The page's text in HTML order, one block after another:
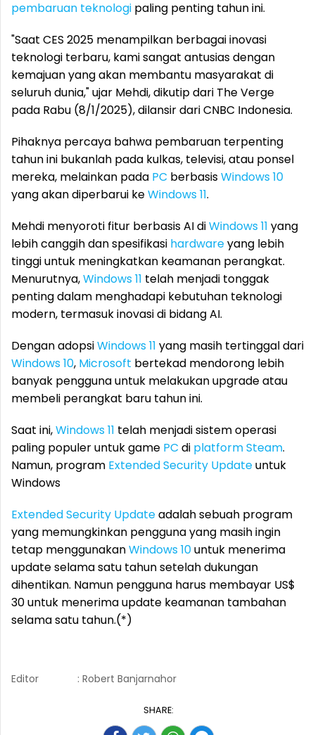
pembaruan teknologi paling penting tahun ini.
"Saat CES 2025 menampilkan berbagai inovasi
teknologi terbaru, kami sangat antusias dengan
kemajuan yang akan membantu masyarakat di
seluruh dunia," ujar Mehdi, dikutip dari The Verge
pada Rabu (8/1/2025), dilansir dari CNBC Indonesia.
Pihaknya percaya bahwa pembaruan terpenting
tahun ini bukanlah pada kulkas, televisi, atau ponsel
mereka, melainkan pada PC berbasisWindows 10
yang akan diperbarui keWindows 11.
Mehdi menyoroti fitur berbasis AI diWindows 11 yang
lebih canggih dan spesifikasi hardwareyang lebih
tinggi untuk meningkatkan keamanan perangkat.
Menurutnya,Windows 11 telah menjadi tonggak
penting dalam menghadapi kebutuhan teknologi
modern, termasuk inovasi di bidang AI.
Dengan adopsiWindows 11 yang masih tertinggal dari
Windows 10, Microsoft bertekad mendorong lebih
banyak pengguna untuk melakukan upgrade atau
membeli perangkat baru tahun ini.
Saat ini,Windows 11 telah menjadi sistem operasi
paling populer untuk game PC di platform Steam.
Namun, program Extended Security Updateuntuk
Windows
Extended Security Updateadalah sebuah program
yang memungkinkan pengguna yang masih ingin
tetap menggunakanWindows 10untuk menerima
update selama satu tahun setelah dukungan
dihentikan. Namun pengguna harus membayar US$
30 untuk menerima update keamanan tambahan
selama satu tahun.(*)
Editor : Robert Banjarnahor
SHARE: